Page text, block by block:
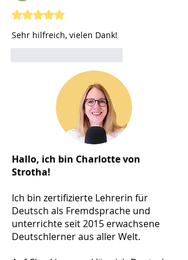
Mit 5 von 5 Sternen bewertet.
Sehr hilfreich, vielen Dank!
Hallo, ich bin Charlotte von
Strotha!
Ich bin zertifizierte Lehrerin für
Deutsch als Fremdsprache und
unterrichte seit 2015 erwachsene
Deutschlerner aus aller Welt.